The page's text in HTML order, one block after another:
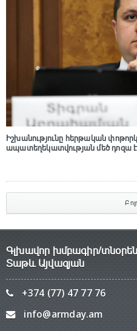
Իշխանությունը հերթական
ապատեղեկատվության մեծ դnզա է
Գլխավոր խմբագիր/տնօրեն
Տաթև Այվազյան
+374 (77) 47 77 76
info@armday.am